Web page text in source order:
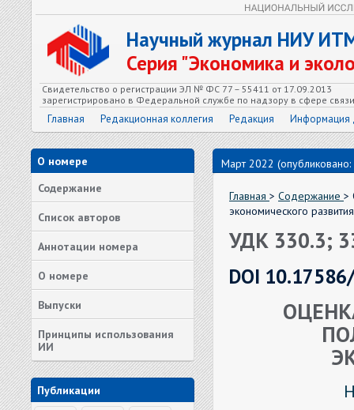
Научный журнал НИУ
Серия "Экономика и
Свидетельство о регистрации ЭЛ № ФС 77 – 55411 от 17.09.2013
зарегистрировано в Федеральной службе по надзору в сфере
Главная Редакционная коллегия Редакция Информация
О номере
Содержание
Список авторов
Аннотации номера
О номере
Выпуски
Принципы использования
ИИ
Публикации
Март 2022
Главная > Содержание >
экономического развития
УДК 330.3;
DOI